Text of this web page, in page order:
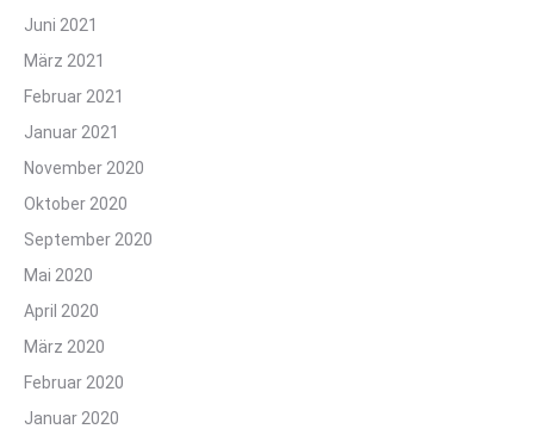
Juni 2021
März 2021
Februar 2021
Januar 2021
November 2020
Oktober 2020
September 2020
Mai 2020
April 2020
März 2020
Februar 2020
Januar 2020